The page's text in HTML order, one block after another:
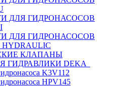
ДЛЯ ГИДРОНАСОСОВ
ДЛЯ ГИДРОНАСОСОВ
КЛАПАНЫ
ГИДРАВЛИКИ DEKA
K3V112
HPV145